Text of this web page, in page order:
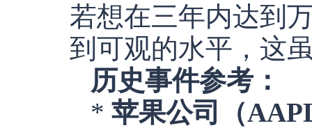
若想在三年内达到
到可观的水平，这
历史事件参考：
* 苹果公司（